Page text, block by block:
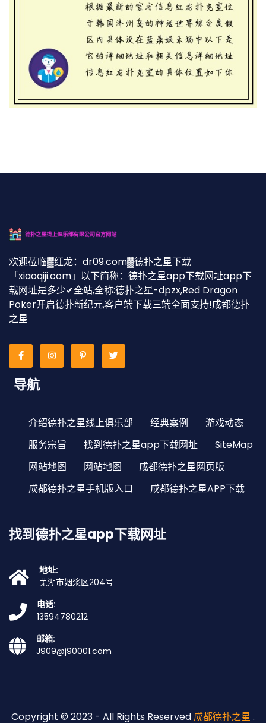
欢迎莅临▓红龙：dr09.com▓徳扑之星下载
「xiaoqiji.com」以下简称：德扑之星app下载网址app下
载网址是多少✔全站,全称:德扑之星-dpzx,Red Dragon
Poker开启德扑新纪元,客户端下载三端全面支持!成都德扑
之星
导航
介绍德扑之星线上俱乐部 经典案例
游戏动态
服务宗旨
找到德扑之星app下载网址
SiteMap
网站地图
网站地图
成都德扑之星网页版
成都德扑之星手机版入口
成都德扑之星APP下载
找到德扑之星app下载网址
地址:
芜湖市姻浆区204号
电话:
13594780212
邮箱:
J909@j90001.com
Copyright © 2023 - All Rights Reserved 成都德扑之星 .